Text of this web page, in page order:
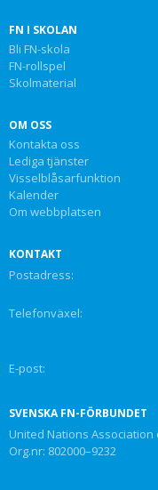
FN I SKOLAN
Bli FN-skola
FN-rollspel
Skolmaterial
OM OSS
Kontakta oss
Lediga tjänster
Visselblåsarfunktion
Kalender
Om webbplatsen
KONTAKT
Postadress:
Telefonväxel:
E-post:
SVENSKA FN-FÖRBUNDET
United Nations Association
Org.nr: 802000–9232